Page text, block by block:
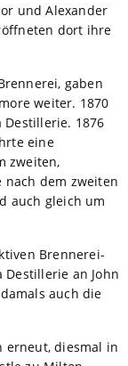
und Alexander
dort ihre
gaben
weiter. 1870
1876
eine
zweiten,
nach dem zweiten
auch gleich um
Brennerei-
an John
auch die
erneut, diesmal in